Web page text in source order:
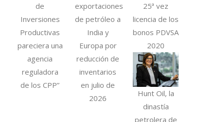
de
Inversiones
Productivas
pareciera una
agencia
reguladora
de los CPP”
exportaciones
de petróleo a
India y
Europa por
reducción de
inventarios
en julio de
2026
25ª vez
licencia de los
bonos PDVSA
2020
Hunt Oil, la
dinastía
petrolera de